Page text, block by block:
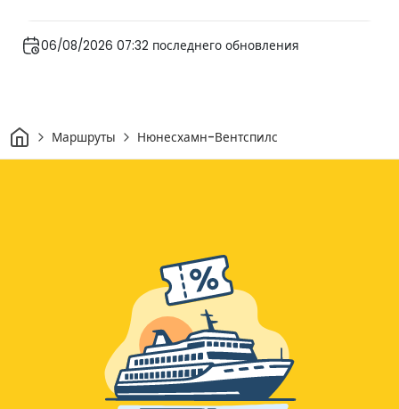
06/08/2026 07:32 последнего обновления
ДомМаршруты Нюнесхамн-Вентспилс